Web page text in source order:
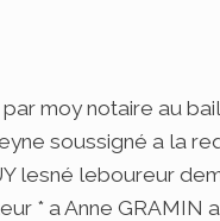
moy notaire au
soussigné a la
lesné leboureur
* a Anne GRAMIN